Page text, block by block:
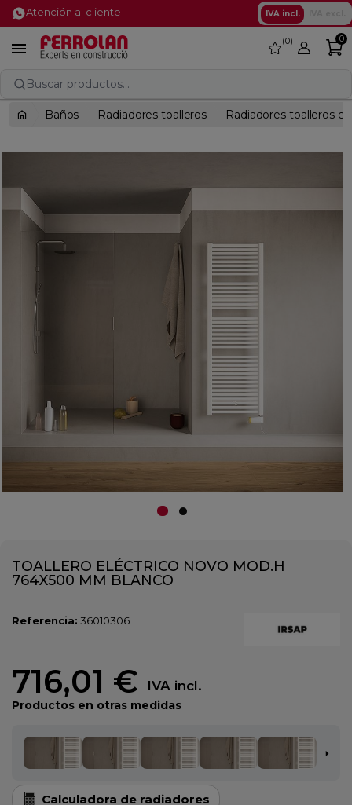
Atención al cliente IVA incl.
 favorite
0 0
Buscar productos...
Baños Radiadores toalleros Radiadores toalleros
TOALLERO ELÉCTRICO NOVO MOD.H
764X500 MM BLANCO
Referencia: 36010306
716,01 € IVA incl.
Productos en otras medidas
Calculadora de radiadores